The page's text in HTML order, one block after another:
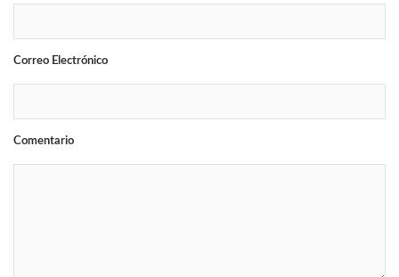
Correo Electrónico
Comentario